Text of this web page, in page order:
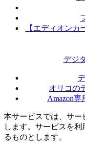
【エディオン
デジ
オリコの
Amazon専
本サービスでは、サー
します。サービスを
るものとします。